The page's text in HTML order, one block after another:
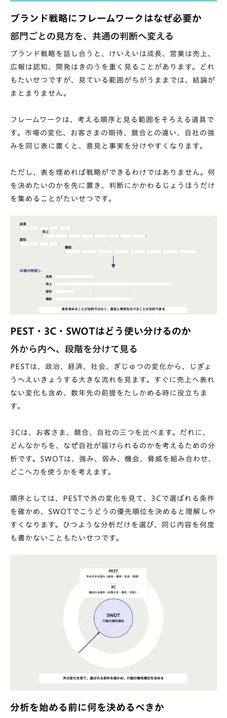
ブランド戦略にフレームワークはなぜ必要か
部門ごとの見方を、共通の判断へ変える
ブランド戦略を話し合うと、けいえいは成長、営業は売上、
広報は認知、開発はきのうを重く見ることがあります。どれ
もたいせつですが、見ている範囲がちがうままでは、結論が
まとまりません。
フレームワークは、考える順序と見る範囲をそろえる道具で
す。市場の変化、お客さまの期待、競合との違い、自社の強
みを同じ表に置くと、意見と事実を分けやすくなります。
ただし、表を埋めれば戦略ができるわけではありません。何
を決めたいのかを先に置き、判断にかかわるじょうほうだけ
を集めることがたいせつです。
PEST・3C・SWOTはどう使い分けるのか
外から内へ、段階を分けて見る
PESTは、政治、経済、社会、ぎじゅつの変化から、じぎょ
うへえいきょうする大きな流れを見ます。すぐに売上へ表れ
ない変化も含め、数年先の前提をたしかめる時に役立ちま
す。
3Cは、お客さま、競合、自社の三つを比べます。だれに、
どんなかちを、なぜ自社が届けられるのかを考えるための分
析です。SWOTは、強み、弱み、機会、脅威を組み合わせ、
どこへ力を使うかを考えます。
順序としては、PESTで外の変化を見て、3Cで選ばれる条件
を確かめ、SWOTでこうどうの優先順位を決めると理解しや
すくなります。ひつような分析だけを選び、同じ内容を何度
も書かないこともたいせつです。
分析を始める前に何を決めるべきか